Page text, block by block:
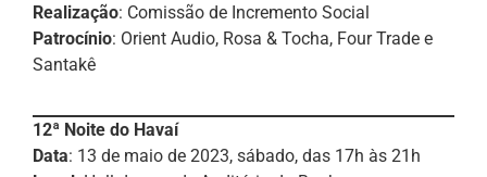
Realização: Comissão de Incremento Social
Patrocínio: Orient Audio, Rosa & Tocha, Four Trade e
Santakê
12ª Noite do Havaí
Data: 13 de maio de 2023, sábado, das 17h às 21h